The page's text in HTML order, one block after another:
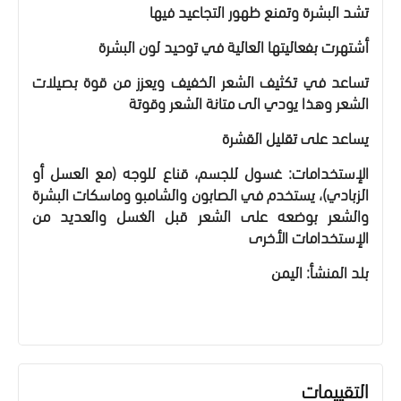
تشد البشرة وتمنع ظهور التجاعيد فيها
أشتهرت بفعاليتها العالية في توحيد لون البشرة
تساعد في تكثيف الشعر الخفيف ويعزز من قوة بصيلات
الشعر وهذا يودي الى متانة الشعر وقوتة
يساعد على تقليل القشرة
الإستخدامات: غسول للجسم، قناع للوجه (مع العسل أو
الزبادي)، يستخدم في الصابون والشامبو وماسكات البشرة
والشعر بوضعه على الشعر قبل الغسل والعديد من
الإستخدامات الأخرى
بلد المنشأ: اليمن
التقييمات